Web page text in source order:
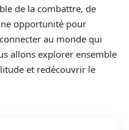
de la combattre, de
opportunité pour
au monde qui
allons explorer ensemble
et redécouvrir le